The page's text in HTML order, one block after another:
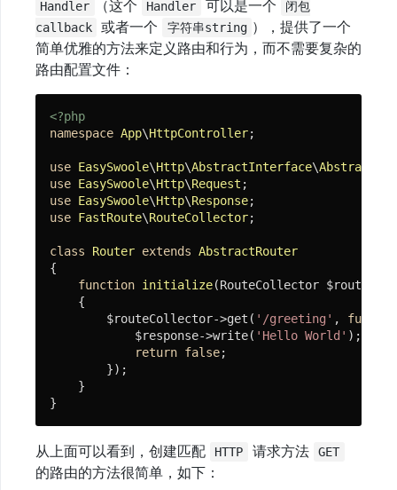
器
请
求
对
象
应
对
象
态
路
权
限
与
中
Handler （这个 Handler 可以是一个
闭包
callback
或者一个 字符串string ），提供了一个
简单优雅的方法来定义路由和行为，而不需要复杂的
路由配置文件：
<?php
namespace App\HttpController;
use EasySwoole\Http\AbstractInterface\
use EasySwoole\Http\Request
use EasySwoole\Http\Response
use FastRoute\RouteCollector;
class Router extends AbstractRouter
{
function initialize(RouteCollector
{
        $routeCollector->get(
'/greeting' ,
            $response->write(
'Hello World' );
return false;
        });
    }
}
从上面可以看到，创建匹配 HTTP 请求方法 GET
的路由的方法很简单，如下：